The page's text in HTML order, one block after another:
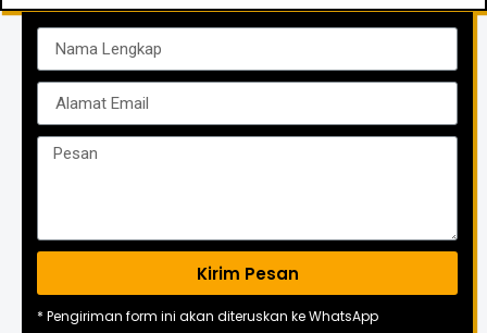
Kirim Pesan
* Pengiriman form ini akan diteruskan ke WhatsApp